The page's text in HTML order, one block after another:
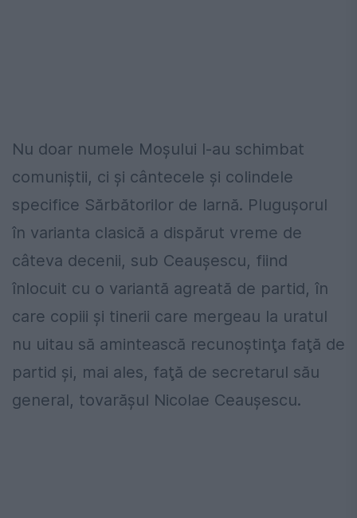
Nu doar numele Moşului l-au schimbat
comuniştii, ci şi cântecele şi colindele
specifice Sărbătorilor de Iarnă. Pluguşorul
în varianta clasică a dispărut vreme de
câteva decenii, sub Ceauşescu, fiind
înlocuit cu o variantă agreată de partid, în
care copiii şi tinerii care mergeau la uratul
nu uitau să amintească recunoştinţa faţă de
partid şi, mai ales, faţă de secretarul său
general, tovarăşul Nicolae Ceauşescu.